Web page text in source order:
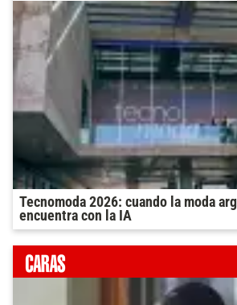
Tecnomoda 2026: cuando la moda
encuentra con la IA